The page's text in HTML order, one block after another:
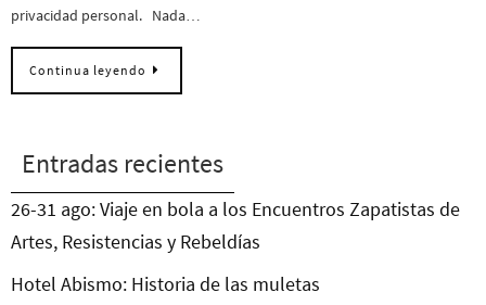
privacidad personal. Nada…
Continua leyendo
Entradas recientes
26-31 ago: Viaje en bola a los Encuentros Zapatistas de
Artes, Resistencias y Rebeldías
Hotel Abismo: Historia de las muletas